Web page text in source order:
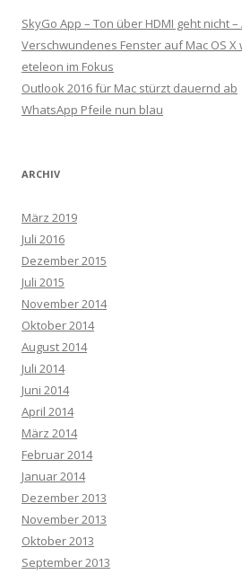
SkyGo App – Ton über HDMI geht nicht
Verschwundenes Fenster auf Mac OS
eteleon im Fokus
Outlook 2016 für Mac stürzt dauernd ab
WhatsApp Pfeile nun blau
ARCHIV
März 2019
Juli 2016
Dezember 2015
Juli 2015
November 2014
Oktober 2014
August 2014
Juli 2014
Juni 2014
April 2014
März 2014
Februar 2014
Januar 2014
Dezember 2013
November 2013
Oktober 2013
September 2013